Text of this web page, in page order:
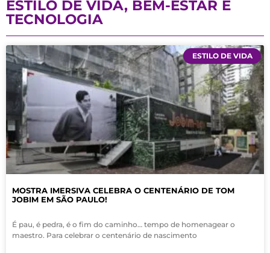
ESTILO DE VIDA, BEM-ESTAR E
TECNOLOGIA
ESTILO DE VIDA
MOSTRA IMERSIVA CELEBRA O CENTENÁRIO DE TOM
JOBIM EM SÃO PAULO!
É pau, é pedra, é o fim do caminho… tempo de homenagear o
maestro. Para celebrar o centenário de nascimento